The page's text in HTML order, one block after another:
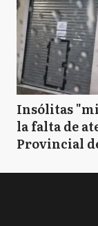
Insólitas
la falta de
Provincial